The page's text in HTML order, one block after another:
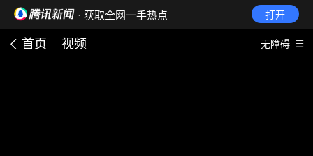
· 获取全网一手热点 打开
首页 视频 无障碍